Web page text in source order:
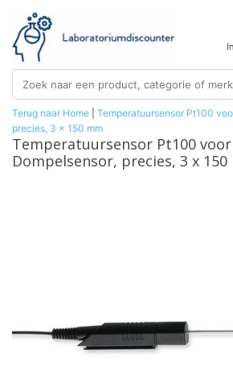
Terug naar Home
Temperatuursensor Pt100
precies, 3 x 150 mm
Temperatuursensor Pt100 voor
Dompelsensor, precies, 3 x 150